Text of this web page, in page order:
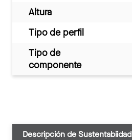
Altura
Tipo de perfil
Tipo de
componente
Descripción de Sustentabiidad